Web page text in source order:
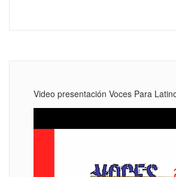
Video presentación Voces Para